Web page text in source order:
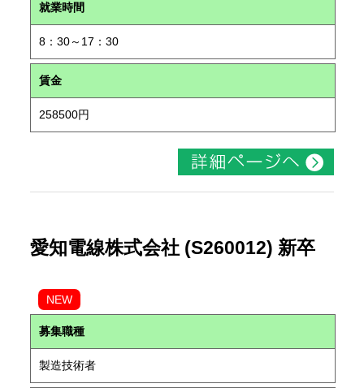
就業時間
8：30～17：30
賃金
258500円
愛知電線株式会社 (S260012) 新卒
NEW
募集職種
製造技術者